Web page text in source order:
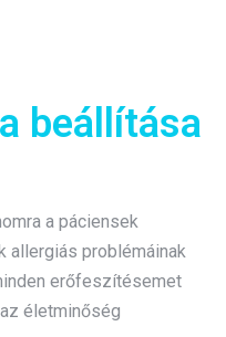
beállítása
a páciensek
problémáinak
erőfeszítésemet
életminőség